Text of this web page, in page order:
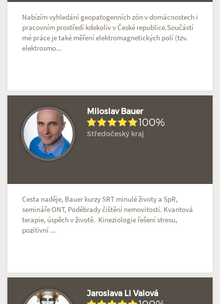
Nabízím vyhledání geopatogenních zón v domácnostech i
pracovním prostředí kdekoliv v České republice.Součástí
mé práce je také měření elektromagnetických polí (tzv.
elektrosmo...
Miloslav Bauer
100%
Středočeský kraj
Cesta naděje, Bauer kurzy SRT minulé životy a SpR,
semináře ONT, Poděbrady čištění nemovitostí. Kvantová
terapie, úspěch v životě. Kineziologie řešení stresu,
pozitivní ...
Jaroslava Li Valová
Hodnoceno: 1×